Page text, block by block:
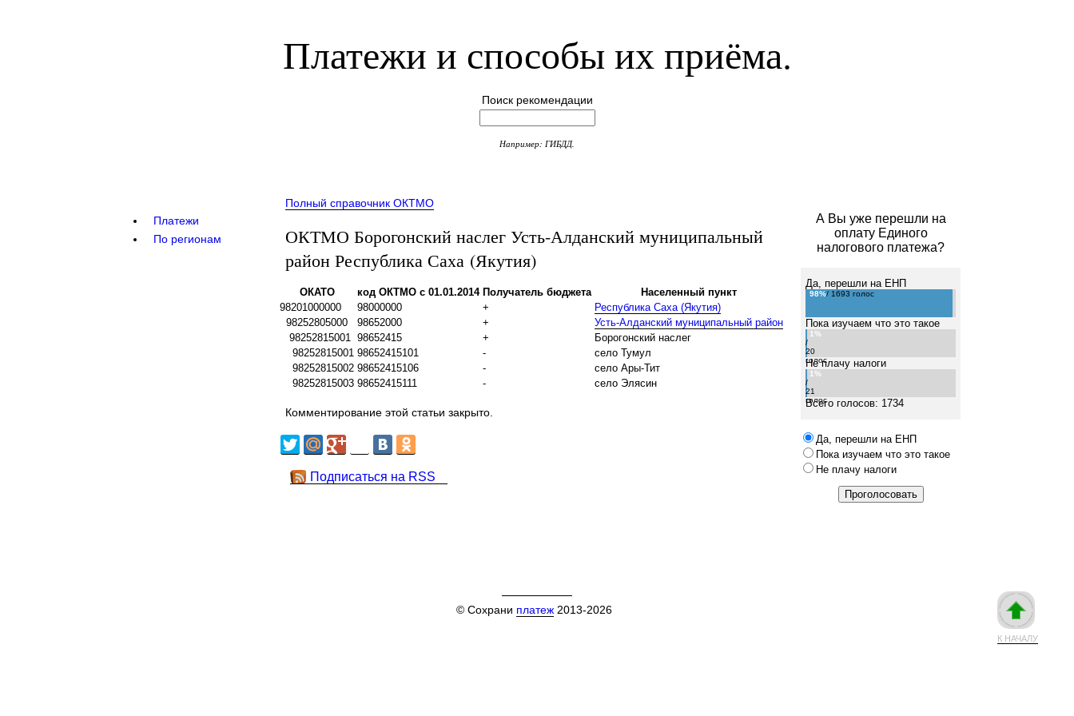
Платежи и способы их приёма.
Поиск рекомендации
Например: ГИБДД.
Платежи
По регионам
А Вы уже перешли на
оплату Единого
налогового платежа?
Да, перешли на ЕНП
98%/ 1693 голос
Пока изучаем что это такое
1%
/
20
голос
Не плачу налоги
1%
/
21
голос
Всего голосов: 1734
Да, перешли на ЕНП
Пока изучаем что это такое
Не плачу налоги
Полный справочник ОКТМО
ОКТМО Борогонский наслег Усть-Алданский муниципальный
район Республика Саха (Якутия)
ОКАТО код ОКТМО с 01.01.2014 Получатель бюджета
Населенный пункт
98201000000
98000000 +
Республика Саха (Якутия)
98252805000
98652000 +
Усть-Алданский муниципальный район
98252815001 98652415 +
Борогонский наслег
98252815001 98652415101 -
село Тумул
98252815002 98652415106 -
село Ары-Тит
98252815003 98652415111 - село Элясин
Комментирование этой статьи закрыто.
Подписаться на RSS
К НАЧАЛУ
© Сохрани платеж2013-2026